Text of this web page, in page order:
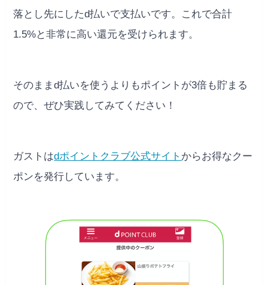
落とし先にしたd払いで支払いです。これで合計
1.5%と非常に高い還元を受けられます。
そのままd払いを使うよりもポイントが3倍も貯まる
ので、ぜひ実践してみてください！
ガストはdポイントクラブ公式サイト からお得なクー
ポンを発行しています。